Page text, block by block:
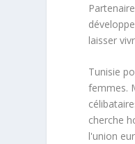
laisser
Tunisie
femmes.
cherche
l'union